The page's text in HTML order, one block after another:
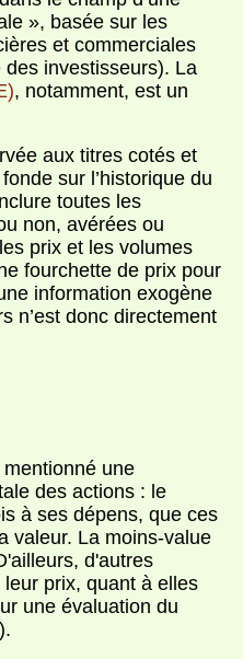
», basée sur les
et commerciales
investisseurs). La
, notamment, est un
aux titres cotés et
sur l’historique du
toutes les
non, avérées ou
prix et les volumes
fourchette de prix pour
information exogène
n’est donc directement
mentionné une
des actions : le
à ses dépens, que ces
valeur. La moins-value
d'autres
prix, quant à elles
une évaluation du
).